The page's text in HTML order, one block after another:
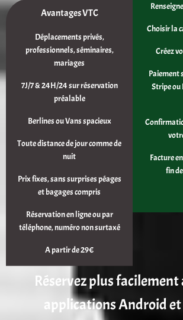
Avantages VTC
Déplacements privés,
professionnels, séminaires,
mariages
7J/7 & 24H/24 sur réservation
préalable
Berlines ou Vans spacieux
Toute distance de jour comme de
nuit
Prix fixes, sans surprises péages
et bagages compris
Réservation en ligne ou par
téléphone, numéro non surtaxé
A partir de 29€
Choisir la
Créez
Paiement
Stripe ou
Facture
fin
Réservez plus facilement
applications Android